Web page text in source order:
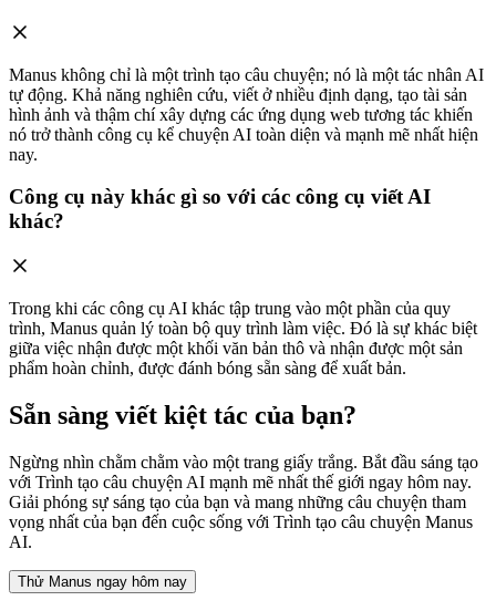
Manus không chỉ là một trình tạo câu chuyện; nó là một tác nhân AI
tự động. Khả năng nghiên cứu, viết ở nhiều định dạng, tạo tài sản
hình ảnh và thậm chí xây dựng các ứng dụng web tương tác khiến
nó trở thành công cụ kể chuyện AI toàn diện và mạnh mẽ nhất hiện
nay.
Công cụ này khác gì so với các công cụ viết AI
khác?
Trong khi các công cụ AI khác tập trung vào một phần của quy
trình, Manus quản lý toàn bộ quy trình làm việc. Đó là sự khác biệt
giữa việc nhận được một khối văn bản thô và nhận được một sản
phẩm hoàn chỉnh, được đánh bóng sẵn sàng để xuất bản.
Sẵn sàng viết kiệt tác của bạn?
Ngừng nhìn chằm chằm vào một trang giấy trắng. Bắt đầu sáng tạo
với Trình tạo câu chuyện AI mạnh mẽ nhất thế giới ngay hôm nay.
Giải phóng sự sáng tạo của bạn và mang những câu chuyện tham
vọng nhất của bạn đến cuộc sống với Trình tạo câu chuyện Manus
AI.
Thử Manus ngay hôm nay